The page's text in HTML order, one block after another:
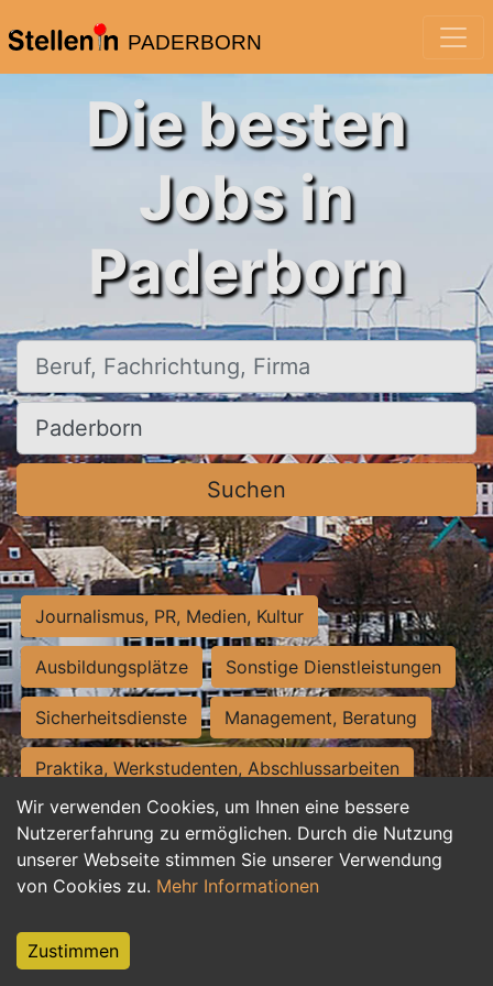
PADERBORN
Wir verwenden Cookies, um Ihnen eine bessere
Nutzererfahrung zu ermöglichen. Durch die Nutzung
unserer Webseite stimmen Sie unserer Verwendung
von Cookies zu. Mehr Informationen
Zustimmen
Die besten
Jobs in
Paderborn
Beruf, Fachrichtung, Firma
Ort, Stadt
Suchen
Journalismus, PR, Medien, Kultur
Ausbildungsplätze Sonstige Dienstleistungen
Sicherheitsdienste Management, Beratung
Praktika, Werkstudenten, Abschlussarbeiten
Personalwesen Assistenz, Sekretariat
Hilfskräfte, Aushilfs- und Nebenjobs
Weiterbildung, Studium, duale Ausbildung